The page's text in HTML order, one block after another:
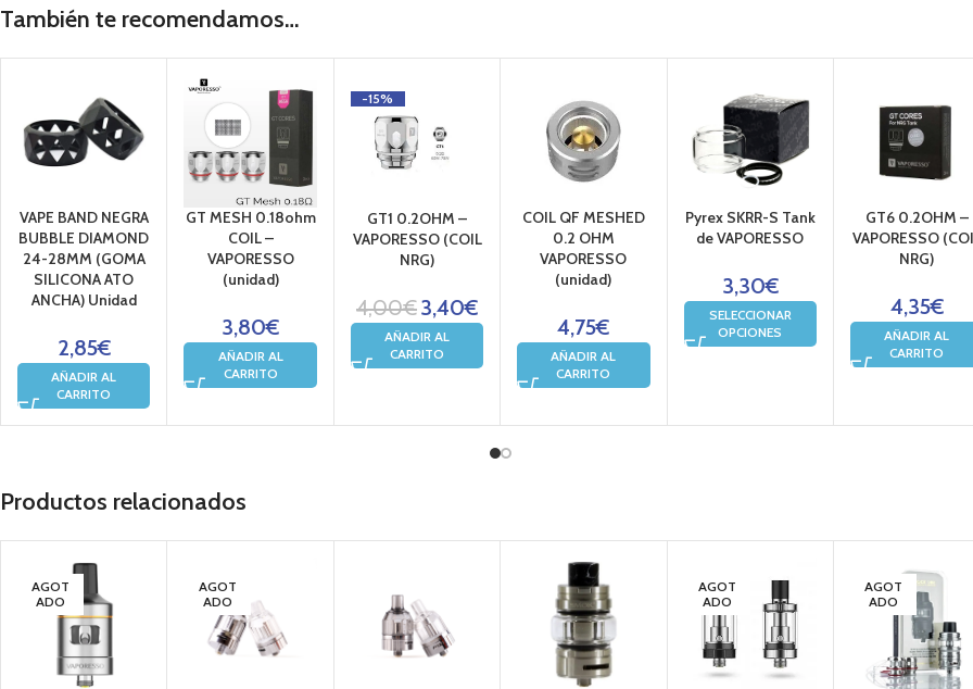
También te recomendamos…
VAPE BAND NEGRA
BUBBLE DIAMOND
24-28MM (GOMA
SILICONA ATO
ANCHA) Unidad
2,85€
AÑADIR AL
CARRITO
GT MESH 0.18ohm
COIL –
VAPORESSO
(unidad)
3,80€
AÑADIR AL
CARRITO
-15%
GT1 0.2OHM –
VAPORESSO (COIL
NRG)
4,00€3,40€
AÑADIR AL
CARRITO
COIL QF MESHED
0.2 OHM
VAPORESSO
(unidad)
4,75€
AÑADIR AL
CARRITO
Pyrex SKRR-S Tank
de VAPORESSO
3,30€
SELECCIONAR
OPCIONES
GT6 0.2OHM –
VAPORESSO
NRG)
4,35€
AÑADIR AL
CARRITO
Productos relacionados
AGOT
ADO
AGOT
ADO
AGOT
ADO
AGOT
ADO